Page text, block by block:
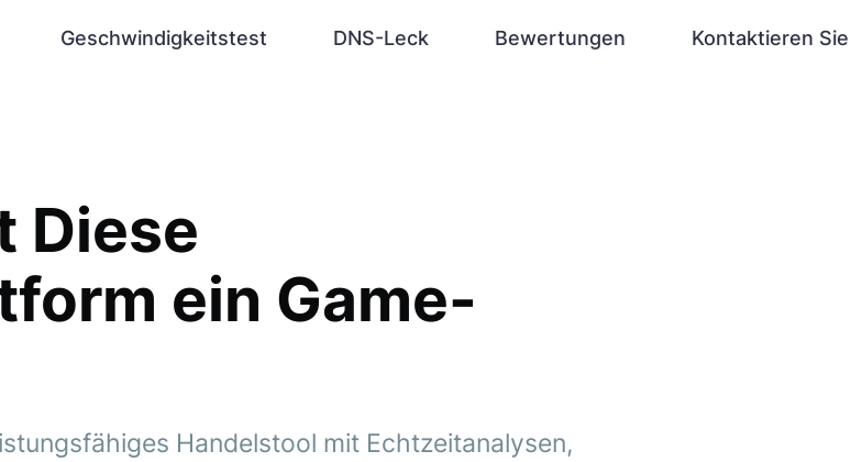
Geschwindigkeitstest DNS-Leck Bewertungen Kontaktieren
Diese
ein Game-
Handelstool mit Echtzeitanalysen,